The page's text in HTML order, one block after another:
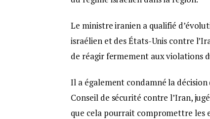
Le ministre iranien a qualifié
israélien et des États-Unis contre
de réagir fermement aux violations
Il a également condamné la
Conseil de sécurité contre l’Iran,
que cela pourrait compromettre les